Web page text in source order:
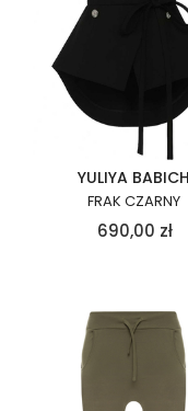
YULIYA BABICH
FRAK CZARNY
690,00 zł